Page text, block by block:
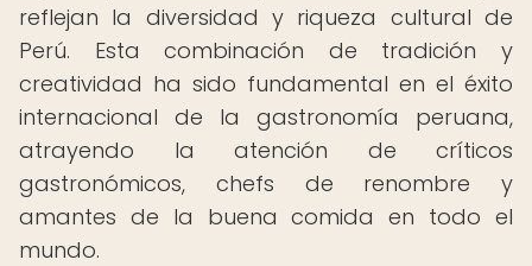
reflejan la diversidad y riqueza cultural de
Perú. Esta combinación de tradición y
creatividad ha sido fundamental en el éxito
internacional de la gastronomía peruana,
atrayendo la atención de críticos
gastronómicos, chefs de renombre y
amantes de la buena comida en todo el
mundo.